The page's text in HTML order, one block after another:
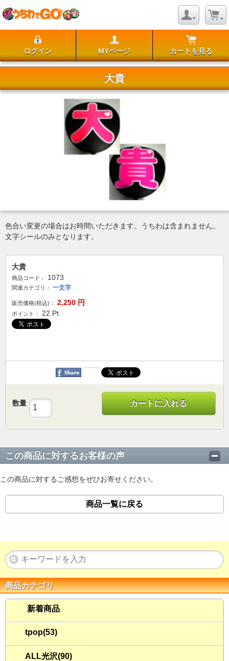
ログイン MYページ カートを見る
大貴
色合い変更の場合はお時間いただきます。うちわは含まれません。
文字シールのみとなります。
大貴
商品コード： 1073
関連カテゴリ： 一文字
販売価格(税込)： 2,250 円
ポイント： 22 Pt
数量 カートに入れる
この商品に対するお客様の声
この商品に対するご感想をぜひお寄せください。
商品一覧に戻る
商品カテゴリ
新着商品
tpop(53)
ALL光沢(90)